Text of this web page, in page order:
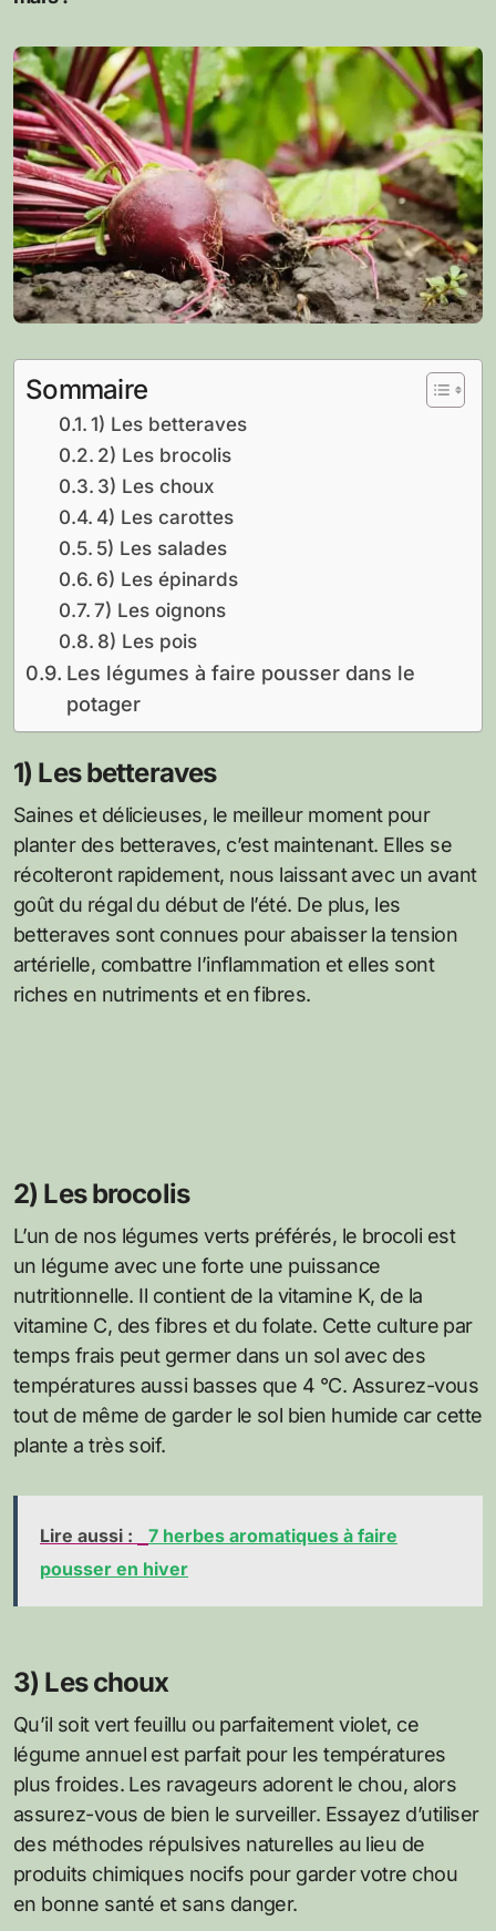
Sommaire
1) Les betteraves
2) Les brocolis
3) Les choux
4) Les carottes
5) Les salades
6) Les épinards
7) Les oignons
8) Les pois
Les légumes à faire pousser dans le
potager
1) Les betteraves
Saines et délicieuses, le meilleur moment pour
planter des betteraves, c’est maintenant. Elles se
récolteront rapidement, nous laissant avec un avant
goût du régal du début de l’été. De plus, les
betteraves sont connues pour abaisser la tension
artérielle, combattre l’inflammation et elles sont
riches en nutriments et en fibres.
2) Les brocolis
L’un de nos légumes verts préférés, le brocoli est
un légume avec une forte une puissance
nutritionnelle. Il contient de la vitamine K, de la
vitamine C, des fibres et du folate. Cette culture par
temps frais peut germer dans un sol avec des
températures aussi basses que 4 °C. Assurez-vous
tout de même de garder le sol bien humide car cette
plante a très soif.
Lire aussi :
7 herbes aromatiques à faire
pousser en hiver
3) Les choux
Qu’il soit vert feuillu ou parfaitement violet, ce
légume annuel est parfait pour les températures
plus froides. Les ravageurs adorent le chou, alors
assurez-vous de bien le surveiller. Essayez d’utiliser
des méthodes répulsives naturelles au lieu de
produits chimiques nocifs pour garder votre chou
en bonne santé et sans danger.